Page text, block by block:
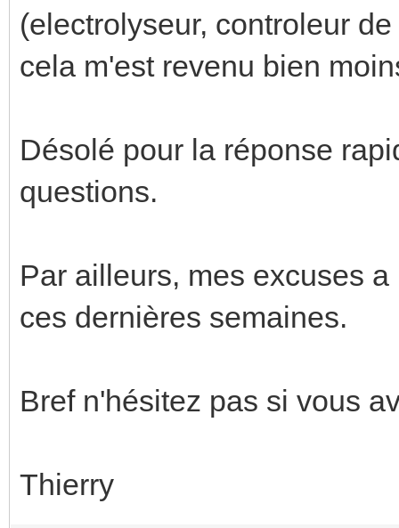
(electrolyseur, controleur
cela m'est revenu bien
Désolé pour la réponse
questions.
Par ailleurs, mes excuses
ces dernières semaines.
Bref n'hésitez pas si vous
Thierry